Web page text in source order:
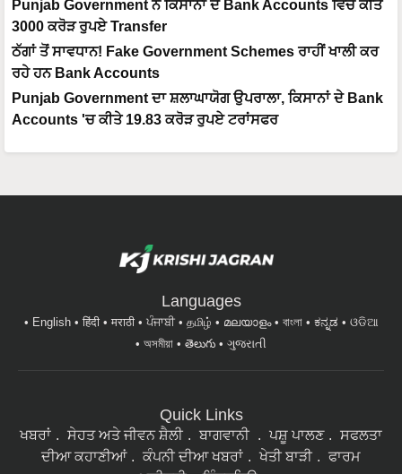
Punjab Government ਨੇ ਕਿਸਾਨਾਂ ਦੇ Bank Accounts ਵਿੱਚ ਕੀਤੇ
3000 ਕਰੋੜ ਰੁਪਏ Transfer
ਠੱਗਾਂ ਤੋਂ ਸਾਵਧਾਨ! Fake Government Schemes ਰਾਹੀਂ ਖਾਲੀ ਕਰ
ਰਹੇ ਹਨ Bank Accounts
Punjab Government ਦਾ ਸ਼ਲਾਘਾਯੋਗ ਉਪਰਾਲਾ, ਕਿਸਾਨਾਂ ਦੇ Bank
Accounts 'ਚ ਕੀਤੇ 19.83 ਕਰੋੜ ਰੁਪਏ ਟਰਾਂਸਫਰ
Languages
English हिंदी मराठी ਪੰਜਾਬੀ தமிழ் മലയാളം বাংলা ಕನ್ನಡ
ଓଡିଆ
অসমীয়া
తెలుగు ગુજરાતી
Quick Links
ਖਬਰਾਂ ਸੇਹਤ ਅਤੇ ਜੀਵਨ ਸ਼ੈਲੀ ਬਾਗਵਾਨੀ ਪਸ਼ੂ ਪਾਲਣ
ਸਫਲਤਾ
ਦੀਆ ਕਹਾਣੀਆਂ
ਕੰਪਨੀ ਦੀਆ ਖਬਰਾਂ ਖੇਤੀ ਬਾੜੀ
ਫਾਰਮ